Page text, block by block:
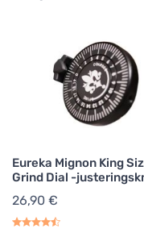
Eureka Mignon King
Grind Dial -
26,90 €